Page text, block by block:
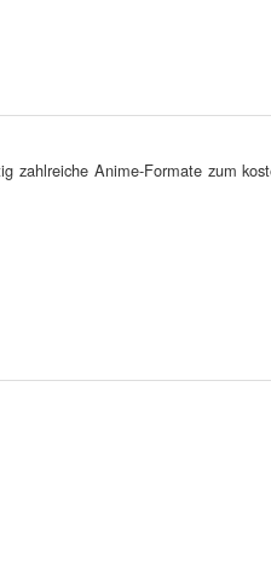
zahlreiche Anime-Formate zum